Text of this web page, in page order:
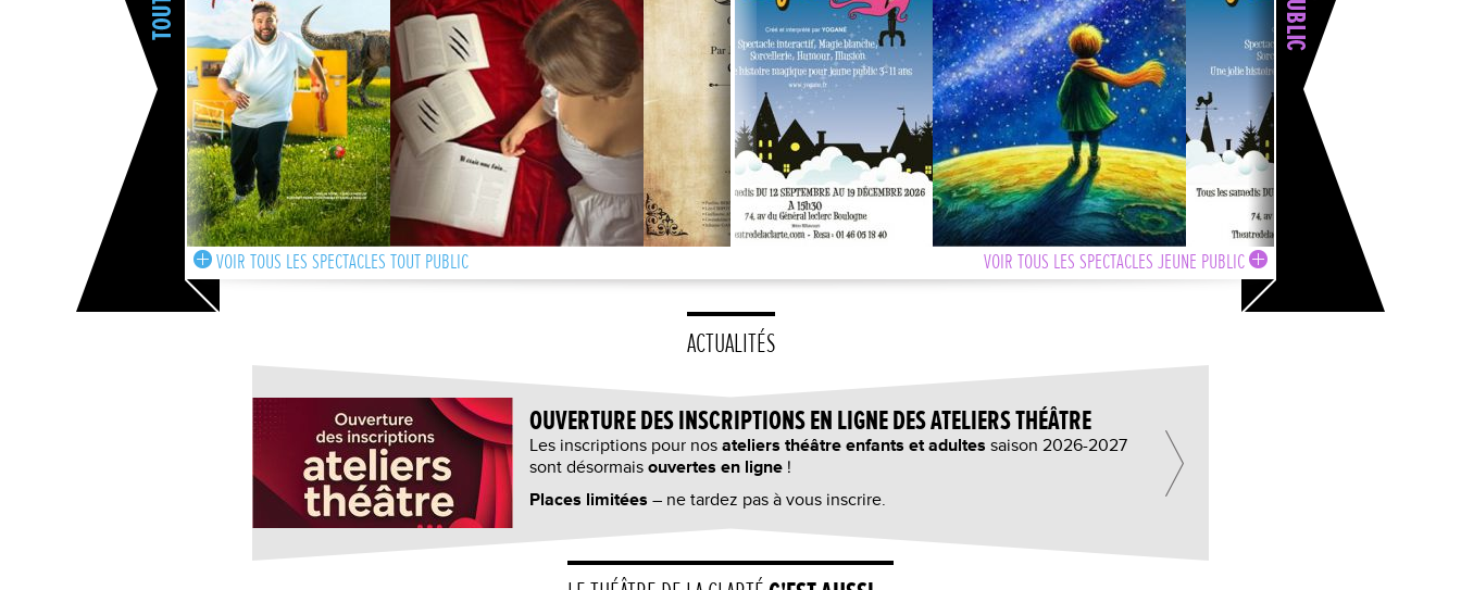
VOIR TOUS LES SPECTACLES TOUT PUBLIC VOIR TOUS LES SPECTACLES JEUNE PUBLIC
ACTUALITÉS
OUVERTURE DES INSCRIPTIONS EN LIGNE DES ATELIERS THÉÂTRE
Les inscriptions pour nosateliers théâtre enfants et adultes saison 2026-2027
sont désormaisouvertes en ligne !
Places limitées – ne tardez pas à vous inscrire.